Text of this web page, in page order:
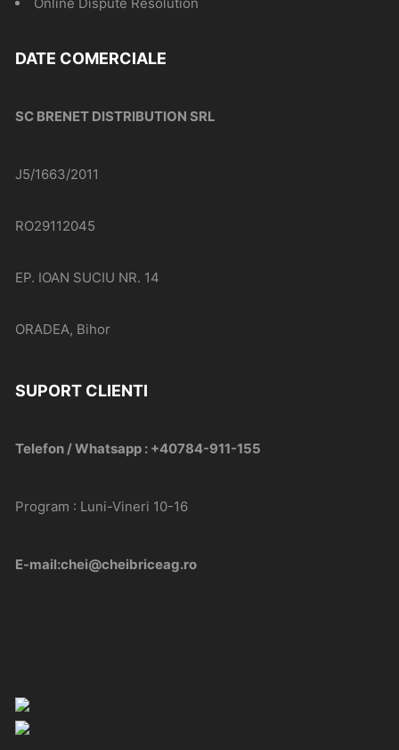
DATE COMERCIALE
SC BRENET DISTRIBUTION SRL
J5/1663/2011
RO29112045
EP. IOAN SUCIU NR. 14
ORADEA, Bihor
SUPORT CLIENTI
Telefon / Whatsapp : +40784-911-155
Program : Luni-Vineri 10-16
E-mail:chei@cheibriceag.ro